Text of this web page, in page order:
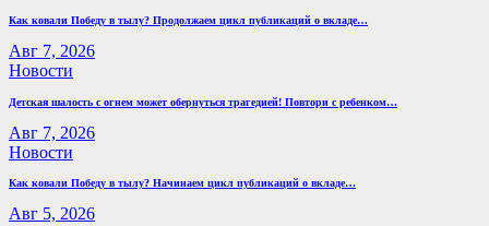
Как ковали Победу в тылу? Продолжаем цикл публикаций о вкладе…
Авг 7, 2026
Новости
Детская шалость с огнем может обернуться трагедией! Повтори с ребенком…
Авг 7, 2026
Новости
Как ковали Победу в тылу? Начинаем цикл публикаций о вкладе…
Авг 5, 2026